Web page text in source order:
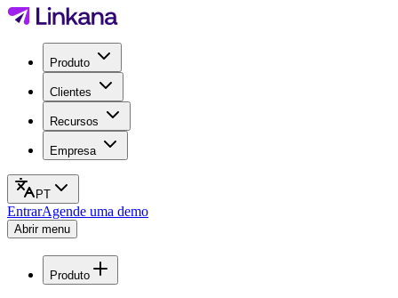
Produto
Clientes
Recursos
Empresa
PT
EntrarAgende uma demo
Abrir menu
Produto